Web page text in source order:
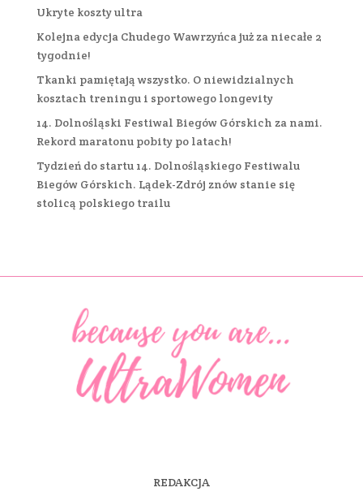
Ukryte koszty ultra
Kolejna edycja Chudego Wawrzyńca już za niecałe 2
tygodnie!
Tkanki pamiętają wszystko. O niewidzialnych
kosztach treningu i sportowego longevity
14. Dolnośląski Festiwal Biegów Górskich za nami.
Rekord maratonu pobity po latach!
Tydzień do startu 14. Dolnośląskiego Festiwalu
Biegów Górskich. Lądek-Zdrój znów stanie się
stolicą polskiego trailu
REDAKCJA